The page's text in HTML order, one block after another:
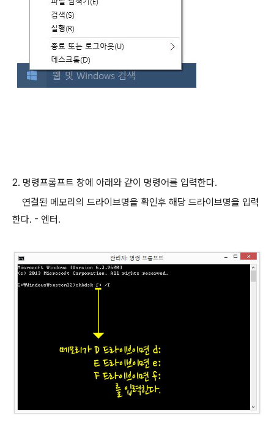
2. 명령프롬프트 창에 아래와 같이 명령어를 입력한다.
연결된 메모리의 드라이브명을 확인후 해당 드라이브명을 입력
한다. - 엔터.